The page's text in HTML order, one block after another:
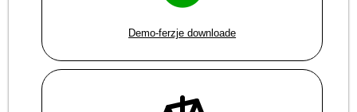
Demo-ferzje downloade